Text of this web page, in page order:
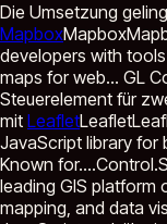
Die Umsetzung
MapboxMapbox
developers with
maps for web... GL
Steuerelement für
mit LeafletLeaflet
JavaScript library for
Known for...
leading GIS platform
mapping, and data